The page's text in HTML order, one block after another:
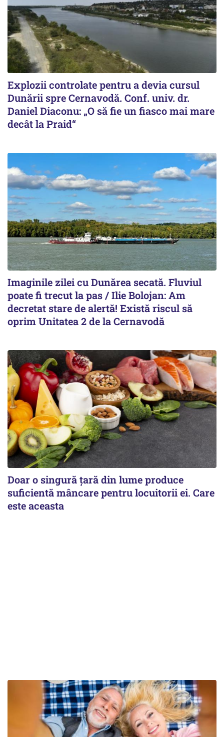
Explozii controlate pentru a devia cursul
Dunării spre Cernavodă. Conf. univ. dr.
Daniel Diaconu: „O să fie un fiasco mai mare
decât la Praid“
Imaginile zilei cu Dunărea secată. Fluviul
poate fi trecut la pas / Ilie Bolojan: Am
decretat stare de alertă! Există riscul să
oprim Unitatea 2 de la Cernavodă
Doar o singură țară din lume produce
suficientă mâncare pentru locuitorii ei. Care
este aceasta